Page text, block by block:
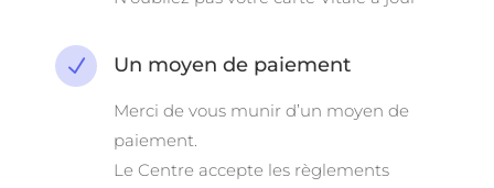
N Un moyen de paiement
Merci de vous munir d’un moyen de
paiement.
Le Centre accepte les règlements